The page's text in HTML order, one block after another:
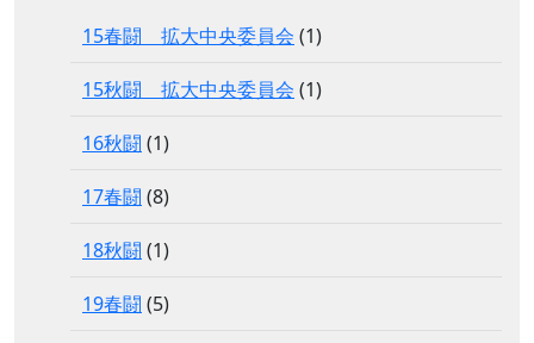
15春闘 拡大中央委員会 (1)
15秋闘 拡大中央委員会 (1)
16秋闘 (1)
17春闘 (8)
18秋闘 (1)
19春闘 (5)